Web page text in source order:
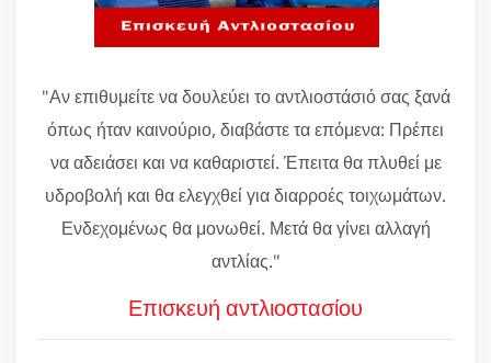
"Αν επιθυμείτε να δουλεύει το αντλιοστάσιό σας ξανά
όπως ήταν καινούριο, διαβάστε τα επόμενα: Πρέπει
να αδειάσει και να καθαριστεί. Έπειτα θα πλυθεί με
υδροβολή και θα ελεγχθεί για διαρροές τοιχωμάτων.
Ενδεχομένως θα μονωθεί. Μετά θα γίνει αλλαγή
αντλίας."
Επισκευή αντλιοστασίου